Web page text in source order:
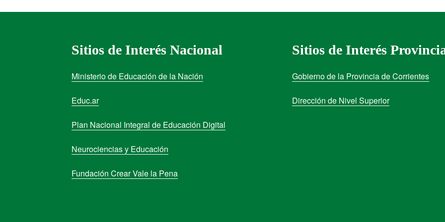
Sitios de Interés Nacional
Ministerio de Educación de la Nación
Educ.ar
Plan Nacional Integral de Educación Digital
Neurociencias y Educación
Fundación Crear Vale la Pena
Sitios de Interés
Gobierno de la Provincia de Corrientes
Dirección de Nivel Superior